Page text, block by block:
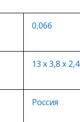
0,066
13 х 3,8 х 2,4
Россия